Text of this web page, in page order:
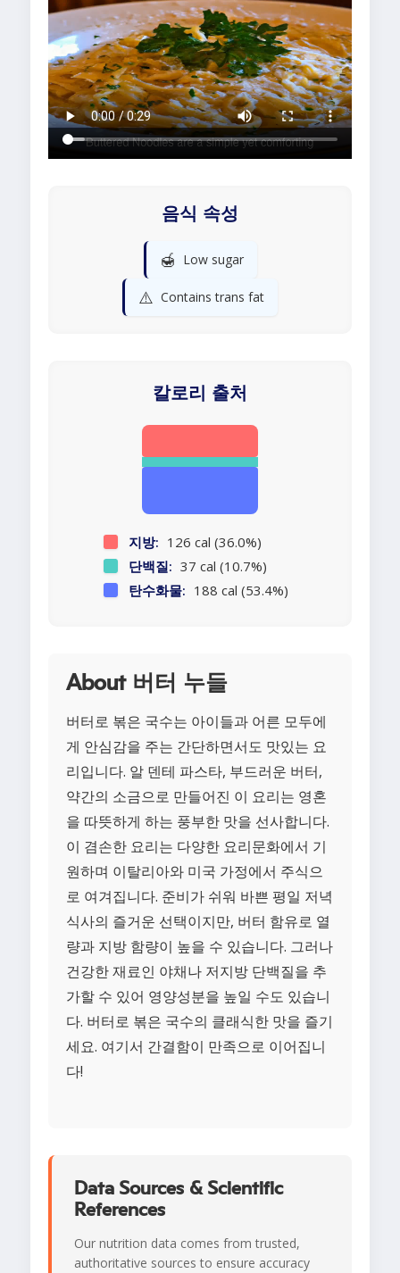
음식 속성
🍯 Low sugar
⚠️ Contains trans fat
칼로리 출처
지방: 126 cal (36.0%)
단백질: 37 cal (10.7%)
탄수화물: 188 cal (53.4%)
About 버터 누들
버터로 볶은 국수는 아이들과 어른 모두에
게 안심감을 주는 간단하면서도 맛있는 요
리입니다. 알 덴테 파스타, 부드러운 버터,
약간의 소금으로 만들어진 이 요리는 영혼
을 따뜻하게 하는 풍부한 맛을 선사합니다.
이 겸손한 요리는 다양한 요리문화에서 기
원하며 이탈리아와 미국 가정에서 주식으
로 여겨집니다. 준비가 쉬워 바쁜 평일 저녁
식사의 즐거운 선택이지만, 버터 함유로 열
량과 지방 함량이 높을 수 있습니다. 그러나
건강한 재료인 야채나 저지방 단백질을 추
가할 수 있어 영양성분을 높일 수도 있습니
다. 버터로 볶은 국수의 클래식한 맛을 즐기
세요. 여기서 간결함이 만족으로 이어집니
다!
Data Sources & Scientific
References
Our nutrition data comes from trusted,
authoritative sources to ensure accuracy